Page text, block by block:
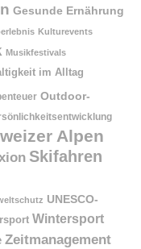
Gesunde Ernährung
Kulturevents
Musikfestivals
im Alltag
Outdoor-
Alpen
Skifahren
UNESCO-
Wintersport
Zeitmanagement